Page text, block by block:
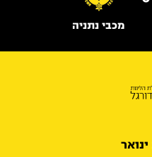
מכבי נתניה